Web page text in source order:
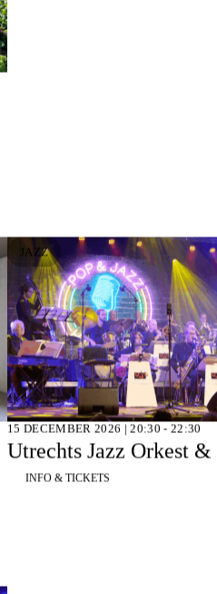
JAZZ
15 DECEMBER 2026 | 20:30 - 22:30
Utrechts Jazz Orkest
INFO & TICKETS